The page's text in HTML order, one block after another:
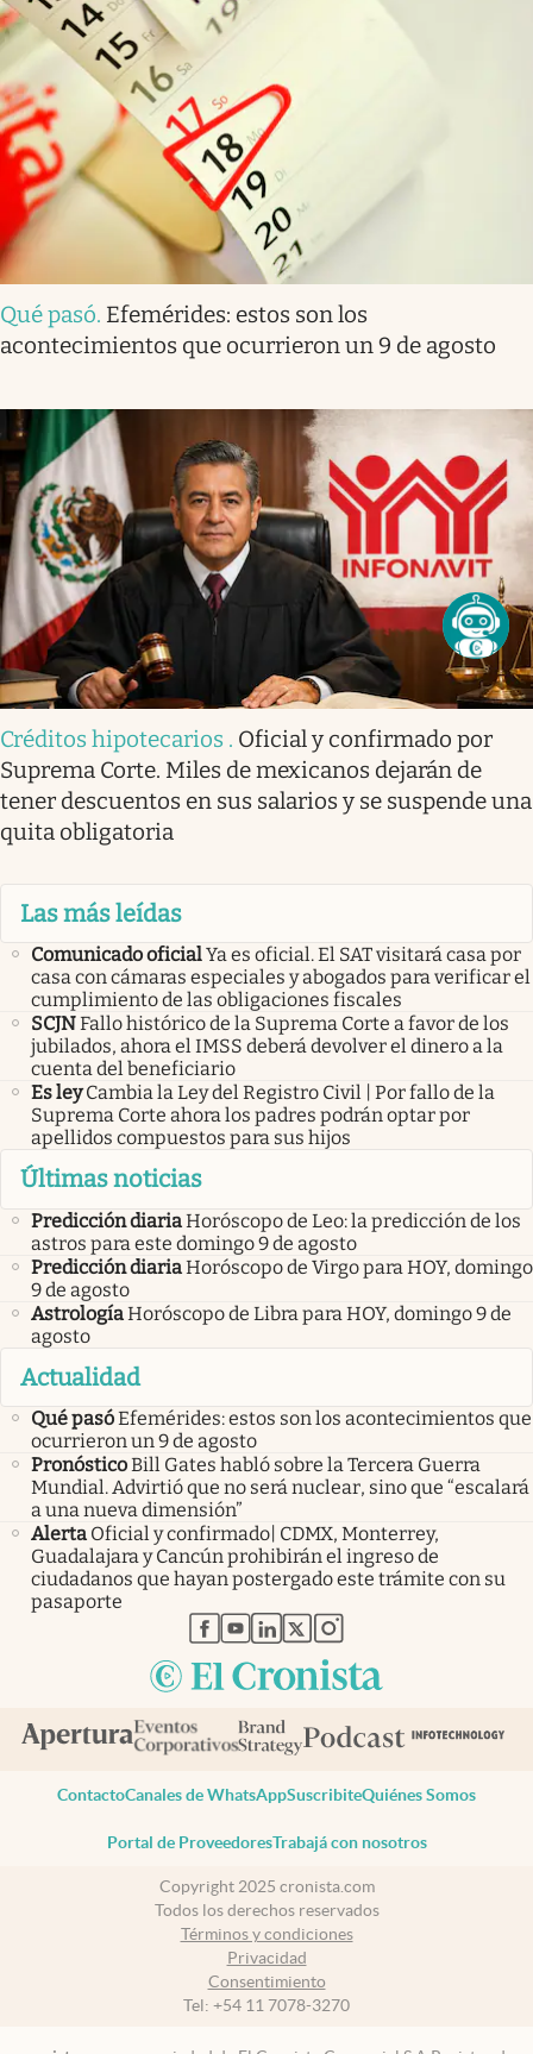
Qué pasó. Efemérides: estos son los
acontecimientos que ocurrieron un 9 de agosto
Créditos hipotecarios . Oficial y confirmado por
Suprema Corte. Miles de mexicanos dejarán de
tener descuentos en sus salarios y se suspende una
quita obligatoria
Las más leídas
Comunicado oficialYa es oficial. El SAT visitará casa por
casa con cámaras especiales y abogados para verificar el
cumplimiento de las obligaciones fiscales
SCJNFallo histórico de la Suprema Corte a favor de los
jubilados, ahora el IMSS deberá devolver el dinero a la
cuenta del beneficiario
Es ley Cambia la Ley del Registro Civil | Por fallo de la
Suprema Corte ahora los padres podrán optar por
apellidos compuestos para sus hijos
Últimas noticias
Predicción diariaHoróscopo de Leo: la predicción de los
astros para este domingo 9 de agosto
Predicción diariaHoróscopo de Virgo para HOY, domingo
9 de agosto
AstrologíaHoróscopo de Libra para HOY, domingo 9 de
agosto
Actualidad
Qué pasóEfemérides: estos son los acontecimientos que
ocurrieron un 9 de agosto
PronósticoBill Gates habló sobre la Tercera Guerra
Mundial. Advirtió que no será nuclear, sino que “escalará
a una nueva dimensión”
Alerta Oficial y confirmado| CDMX, Monterrey,
Guadalajara y Cancún prohibirán el ingreso de
ciudadanos que hayan postergado este trámite con su
pasaporte
abre en nueva pestaña
abre en nueva pestaña
abre en nueva pestaña
abre en nueva pestaña
abre en nueva pestaña
ContactoCanales de WhatsAppSuscribiteQuiénes Somos
Portal de ProveedoresTrabajá con nosotros
Copyright 2025 cronista.com
Todos los derechos reservados
Términos y condiciones
Privacidad
Consentimiento
Tel: +54 11 7078-3270